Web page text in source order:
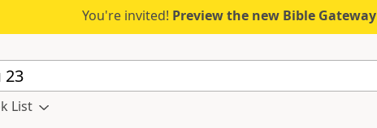
You're invited! Preview the new Bible Gateway
List